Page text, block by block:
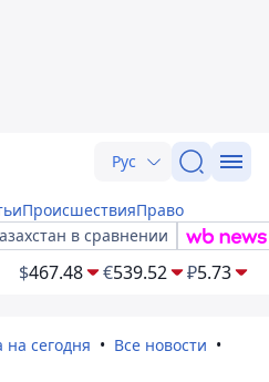
Рус
ПроисшествияПраво
в сравнении
$467.48 €539.52 ₽5.73
на сегодня
Все новости